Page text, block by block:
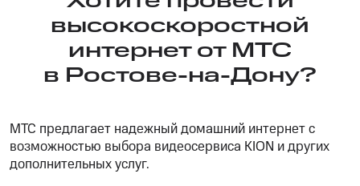
высокоскоростной
интернет от МТС
в Ростове-на-Дону?
МТС предлагает надежный домашний интернет с
возможностью выбора видеосервиса KION и других
дополнительных услуг.